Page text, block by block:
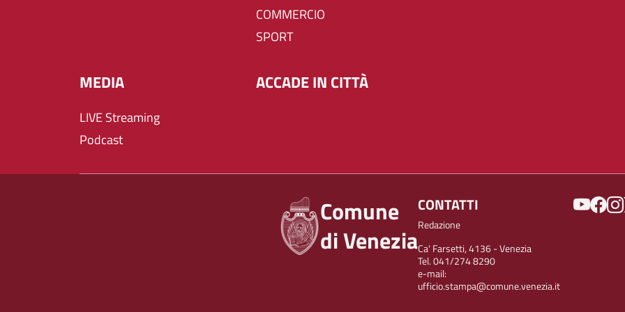
COMMERCIO
SPORT
MEDIA
LIVE Streaming
Podcast
ACCADE IN CITTÀ
Comune
di Venezia
CONTATTI
Redazione
Ca' Farsetti, 4136 - Venezia
Tel. 041/274 8290
e-mail:
ufficio.stampa@comune.venezia.it